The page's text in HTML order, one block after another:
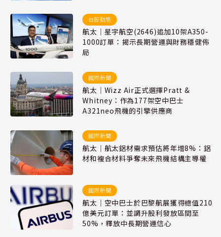
台股動態
航太｜星宇航空(2646)追加10架A350-
1000訂單：揭示長期營運與財務穩健佈
局
國際新聞
航太｜Wizz Air正式選擇Pratt &
Whitney：作為177架空中巴士
A321neo飛機的引擎供應商
國際新聞
航太｜航太鋁材需求預估將年增8%：鋁
材和複合材料爭奪未來飛機結構主導權
國際新聞
航太｜空中巴士於巴黎航展獲得總值210
億美元訂單：並調升股利發放區間至
50%，釋放中長期營運信心